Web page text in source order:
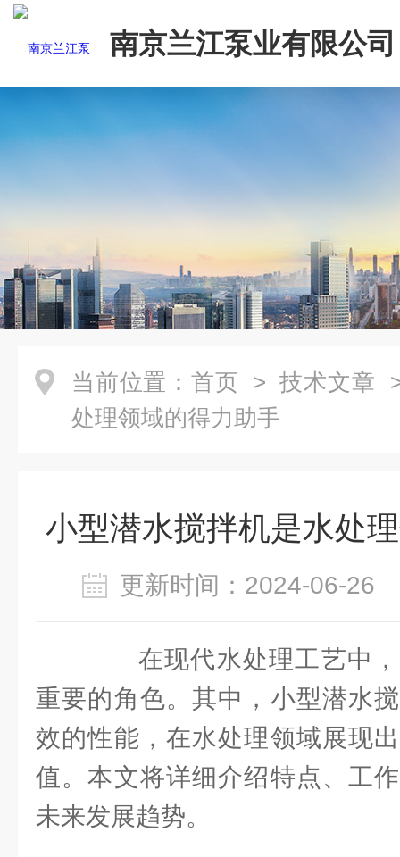
南京兰江泵业有限公司
当前位置： 首页 > 技术文章
处理领域的得力助手
小型潜水搅拌机是水处
更新时间：2024-06-
在现代水处理工艺中，
重要的角色。其中，小型潜水
效的性能，在水处理领域展现
值。本文将详细介绍特点、工
未来发展趋势。